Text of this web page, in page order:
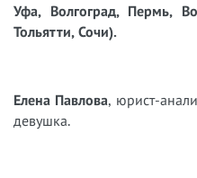
Уфа, Волгоград, Пермь,
Тольятти, Сочи).
Елена Павлова, юрист-
девушка.